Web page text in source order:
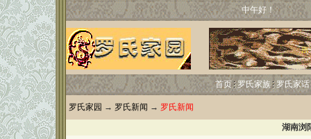
中午好！
首页 罗氏家族 罗氏家话
罗氏家园 → 罗氏新闻 → 罗氏新闻
湖南浏